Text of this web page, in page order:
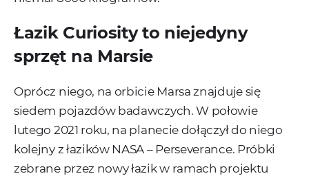
Łazik Curiosity to niejedyny
sprzęt na Marsie
Oprócz niego, na orbicie Marsa znajduje się
siedem pojazdów badawczych. W połowie
lutego 2021 roku, na planecie dołączył do niego
kolejny z łazików NASA – Perseverance. Próbki
zebrane przez nowy łazik w ramach projektu